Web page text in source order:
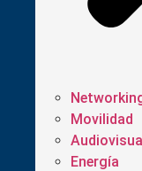
Movilidad
Energía